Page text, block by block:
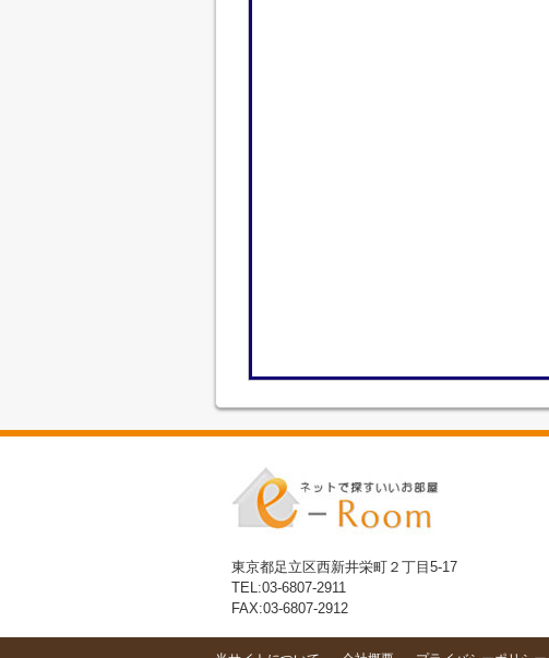
東京都足立区西新井栄町２丁目5-17
TEL:03-6807-2911
FAX:03-6807-2912